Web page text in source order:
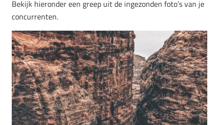
Bekijk hieronder een greep uit de ingezonden foto’s van je
concurrenten.